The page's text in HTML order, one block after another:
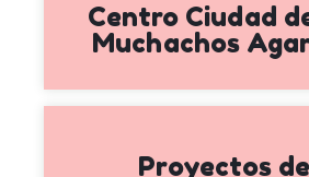
Centro Ciudad
Muchachos
Proyectos de